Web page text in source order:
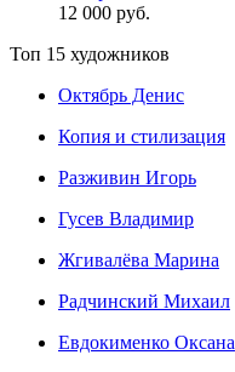
12 000 руб.
Топ 15 художников
Октябрь Денис
Копия и стилизация
Разживин Игорь
Гусев Владимир
Жгивалёва Марина
Радчинский Михаил
Евдокименко Оксана